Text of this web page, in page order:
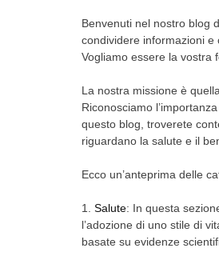
Benvenuti nel nostro blog
condividere informazioni e
Vogliamo essere la vostra
La nostra missione è
Riconosciamo
questo blog, troverete
riguardano la salute e il
Ecco un’anteprima delle
1. Salute: In questa
l’adozione di uno stile di
basate su evidenze